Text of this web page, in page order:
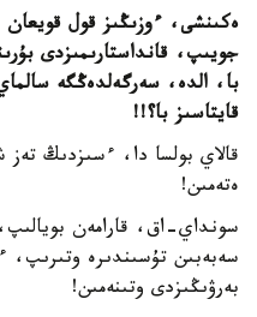
ەكىنشى، ءوزىڭىز قول
جويىپ، قانداستارىمىزدى
با، الدە، سەرگەلدەڭگە
قايتاسىز با؟!!
قالاي بولسا دا، ءسىزدىڭ تەز
ەتەمىن!
سونداي-اق، قارامەن
سەبەبىن تۇسىندىرە وتىرىپ،
بەرۋىڭىزدى وتىنەمىن!